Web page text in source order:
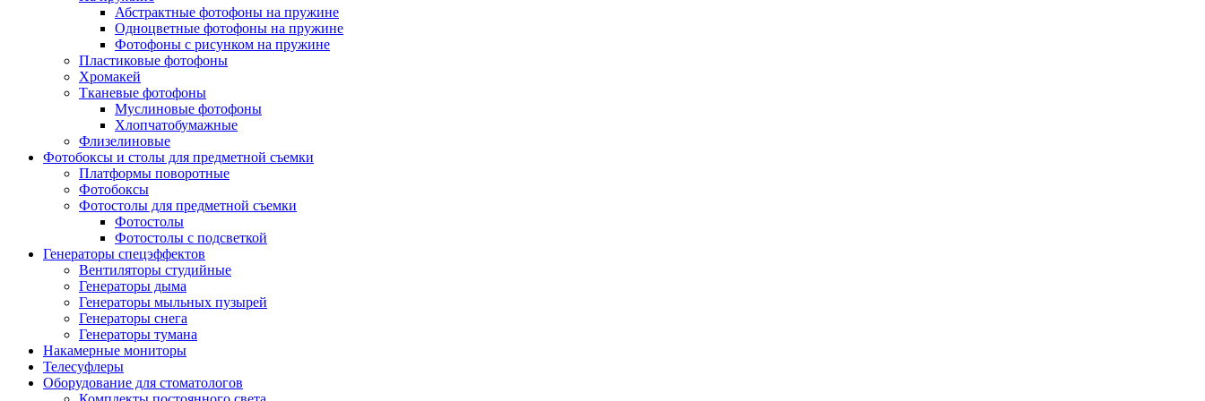
Абстрактные фотофоны на пружине
Одноцветные фотофоны на пружине
Фотофоны с рисунком на пружине
Пластиковые фотофоны
Хромакей
Тканевые фотофоны
Муслиновые фотофоны
Хлопчатобумажные
Флизелиновые
Фотобоксы и столы для предметной съемки
Платформы поворотные
Фотобоксы
Фотостолы для предметной съемки
Фотостолы
Фотостолы с подсветкой
Генераторы спецэффектов
Вентиляторы студийные
Генераторы дыма
Генераторы мыльных пузырей
Генераторы снега
Генераторы тумана
Накамерные мониторы
Телесуфлеры
Оборудование для стоматологов